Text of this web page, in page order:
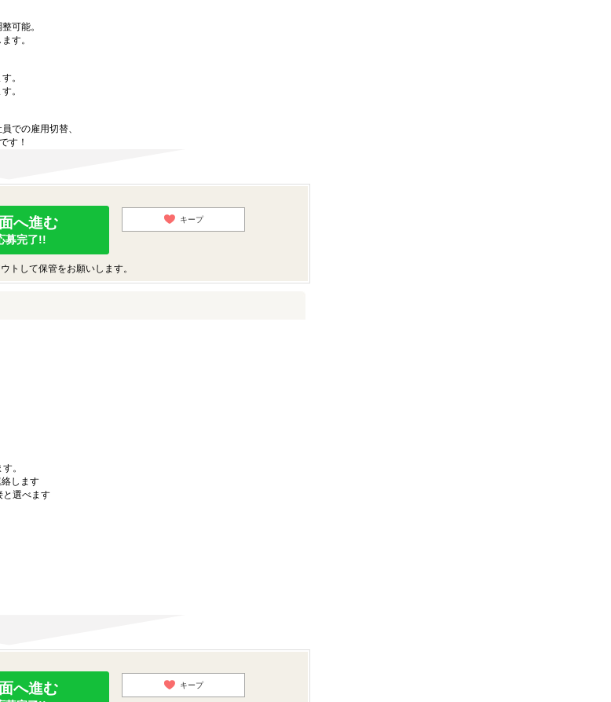
可能。
す。
。
。
での雇用切替、
す！
へ進む
募完了!!
キープ
トして保管をお願いします。
。
します
選べます
へ進む キープ